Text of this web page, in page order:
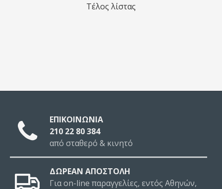
Τέλος λίστας
ΕΠΙΚΟΙΝΩΝΙΑ
210 22 80 384
από σταθερό & κινητό
ΔΩΡΕΑΝ ΑΠΟΣΤΟΛΗ
Για on-line παραγγελίες, εντός Αθηνών,